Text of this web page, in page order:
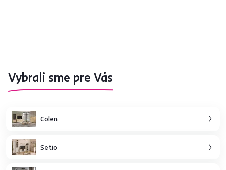
Vybrali sme pre Vás
Colen
Setio